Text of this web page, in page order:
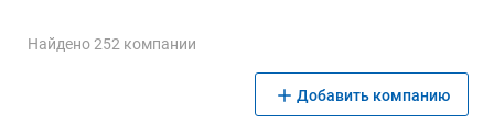
Найдено 252 компании
Добавить компанию